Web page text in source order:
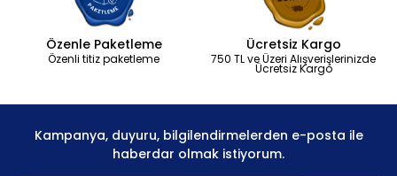
Özenle Paketleme
Özenli titiz paketleme
Ücretsiz Kargo
750 TL ve Üzeri Alışverişlerinizde
Ücretsiz Kargo
Kampanya, duyuru, bilgilendirmelerden e-posta ile
haberdar olmak istiyorum.